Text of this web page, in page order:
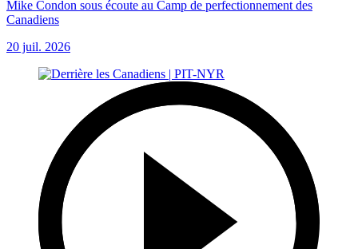
Mike Condon sous écoute au Camp de perfectionnement des
Canadiens
20 juil. 2026